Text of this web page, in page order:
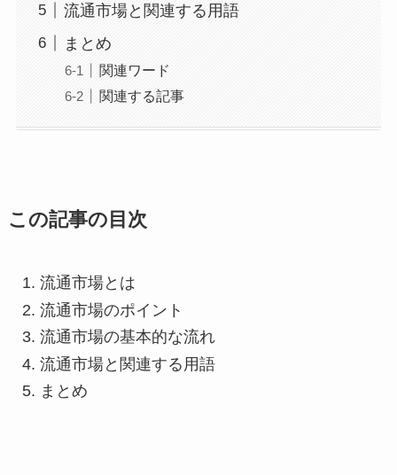
流通市場と関連する用語
まとめ
関連ワード
関連する記事
この記事の目次
流通市場とは
流通市場のポイント
流通市場の基本的な流れ
流通市場と関連する用語
まとめ